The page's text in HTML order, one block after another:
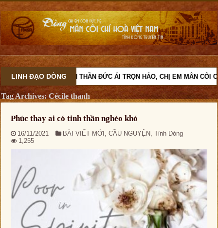
LINH ĐẠO DÒNG
VỚI TINH THẦN ĐỨC ÁI TRỌN HẢO, CHỊ EM MÂN CÔI
Tag Archives:Cécile thanh
Phúc thay ai có tinh thần nghèo khó
16/11/2021 BÀI VIẾT MỚI ,CẦU NGUYỆN,Tỉnh Dòng
1,255